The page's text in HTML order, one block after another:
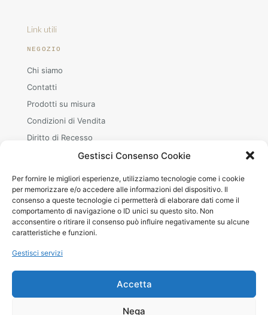
Gestisci Consenso Cookie
Per fornire le migliori esperienze, utilizziamo tecnologie come i cookie
per memorizzare e/o accedere alle informazioni del dispositivo. Il
consenso a queste tecnologie ci permetterà di elaborare dati come il
comportamento di navigazione o ID unici su questo sito. Non
acconsentire o ritirare il consenso può influire negativamente su alcune
caratteristiche e funzioni.
Gestisci servizi
Accetta
Nega
Link utili
NEGOZIO
Chi siamo
Contatti
Prodotti su misura
Condizioni di Vendita
Diritto di Recesso
ORARI
Mar–Sab
08.30–12.00 · 15.00–19.00
+39 380 240 8642 (WhatsApp)
Muffin group